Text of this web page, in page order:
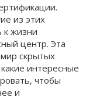
из этих
к жизни
центр. Эта
скрытых
интересные
чтобы
и